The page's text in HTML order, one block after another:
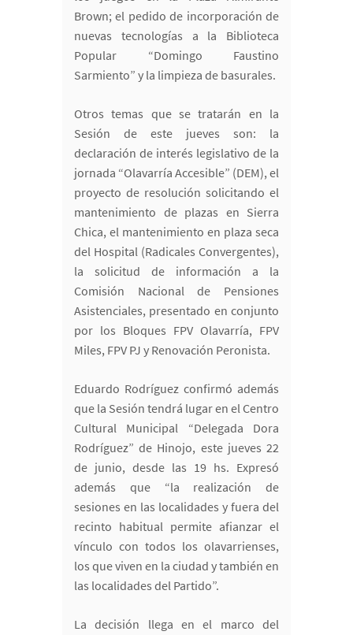
Brown; el pedido de incorporación de
nuevas tecnologías a la Biblioteca
Popular “Domingo Faustino
Sarmiento” y la limpieza de basurales.
Otros temas que se tratarán en la
Sesión de este jueves son: la
declaración de interés legislativo de la
jornada “Olavarría Accesible” (DEM), el
proyecto de resolución solicitando el
mantenimiento de plazas en Sierra
Chica, el mantenimiento en plaza seca
del Hospital (Radicales Convergentes),
la solicitud de información a la
Comisión Nacional de Pensiones
Asistenciales, presentado en conjunto
por los Bloques FPV Olavarría, FPV
Miles, FPV PJ y Renovación Peronista.
Eduardo Rodríguez confirmó además
que la Sesión tendrá lugar en el Centro
Cultural Municipal “Delegada Dora
Rodríguez” de Hinojo, este jueves 22
de junio, desde las 19 hs. Expresó
además que “la realización de
sesiones en las localidades y fuera del
recinto habitual permite afianzar el
vínculo con todos los olavarrienses,
los que viven en la ciudad y también en
las localidades del Partido”.
La decisión llega en el marco del